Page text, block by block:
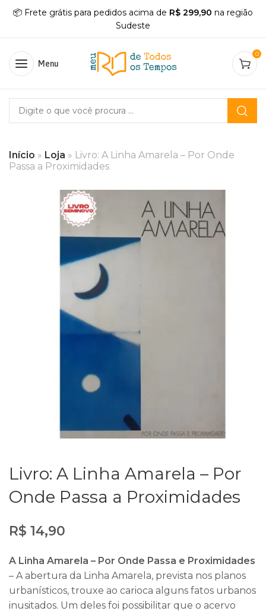
📦 Frete grátis para pedidos acima de R$ 299,90 na região
Sudeste
Menu
0
Início » Loja » Livro: A Linha Amarela – Por Onde
Passa a Proximidades
Livro: A Linha Amarela – Por
Onde Passa a Proximidades
R$ 14,90
A Linha Amarela – Por Onde Passa e Proximidades
– A abertura da Linha Amarela, prevista nos planos
urbanísticos, trouxe ao carioca alguns fatos urbanos
inusitados. Um deles foi possibilitar que o acervo